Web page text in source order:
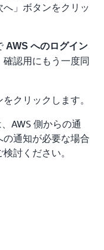
」ボタンをクリッ
AWS へのログイン
確認用にもう一度同
クリックします。
AWS 側からの通
通知が必要な場合
討ください。